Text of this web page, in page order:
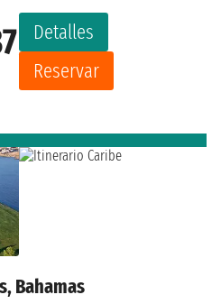
Detalles
Reservar
Bahamas